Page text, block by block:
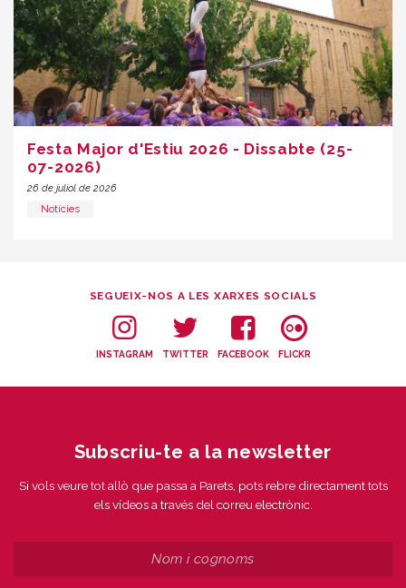
Festa Major d'Estiu 2026 - Dissabte (25-
07-2026)
26 de juliol de 2026
Notícies
SEGUEIX-NOS A LES XARXES SOCIALS
INSTAGRAM TWITTER FACEBOOK FLICKR
Subscriu-te a la newsletter
Si vols veure tot allò que passa a Parets, pots rebre directament tots
els vídeos a través del correu electrònic.